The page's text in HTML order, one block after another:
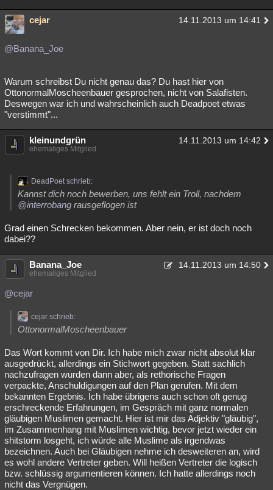
cejar 14.11.2013 um 14:41
@Banana_Joe
Warum schreibst Du nicht genau das? Du hast hier von
OttonormalMoscheenbauer gesprochen, nicht von Salafisten.
Deswegen war ich und wahrscheinlich auch Deadpoet etwas
"verstimmt"...
kleinundgrün 14.11.2013 um 14:42
ehemaliges Mitglied
DeadPoet schrieb:
Kannst dich noch bewerben, uns fehlt ein Troll, nachdem
@interrobang rausgeflogen ist
Grad einen Schrecken bekommen. Aber nein, er ist doch noch
dabei??
Banana_Joe 14.11.2013 um 14:50
ehemaliges Mitglied
@cejar
cejar schrieb:
OttonormalMoscheenbauer
Das Wort kommt von Dir. Ich habe mich zwar nicht absolut klar
ausgedrückt, allerdings ein Stichwort gegeben. Statt sachlich
nachzufragen wurden dann aber, als rethorische Fragen
verpackte, Anschuldigungen auf den Plan gerufen. Mit dem
bekannten Ergebnis. Ich habe übrigens auch schon oft genug
erschreckende Erfahrungen, im Gespräch mit ganz normalen
gläubigen Muslimen gemacht. Hier ist mir das Adjektiv "gläubig",
im Zusammenhang mit Muslimen wichtig, bevor jetzt wieder ein
shitstorm losgeht, ich würde alle Muslime als irgendwas
bezeichnen. Auch bei Gläubigen nehme ich desweiteren an, wird
es wohl andere Vertreter geben. Will heißen Vertreter die logisch
bzw. schlüssig argumentieren können. Ich hatte allerdings noch
nicht das Vergnügen.